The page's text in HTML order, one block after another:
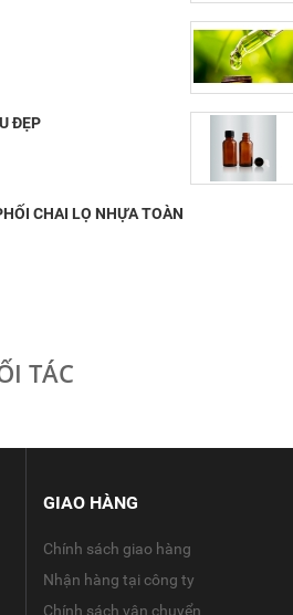
ĐẸP
CHAI LỌ NHỰA TOÀN
TÁC
GIAO HÀNG
Chính sách giao hàng
Nhận hàng tại công ty
Chính sách vận chuyển